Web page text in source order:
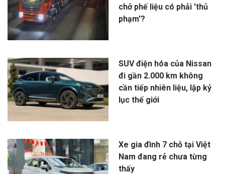
chở phế liệu có phải 'thủ
phạm'?
SUV điện hóa của Nissan
đi gần 2.000 km không
cần tiếp nhiên liệu, lập kỷ
lục thế giới
Xe gia đình 7 chỗ tại Việt
Nam đang rẻ chưa từng
thấy